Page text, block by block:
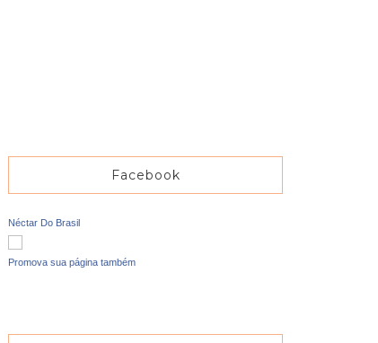
Facebook
Néctar Do Brasil
Promova sua página também